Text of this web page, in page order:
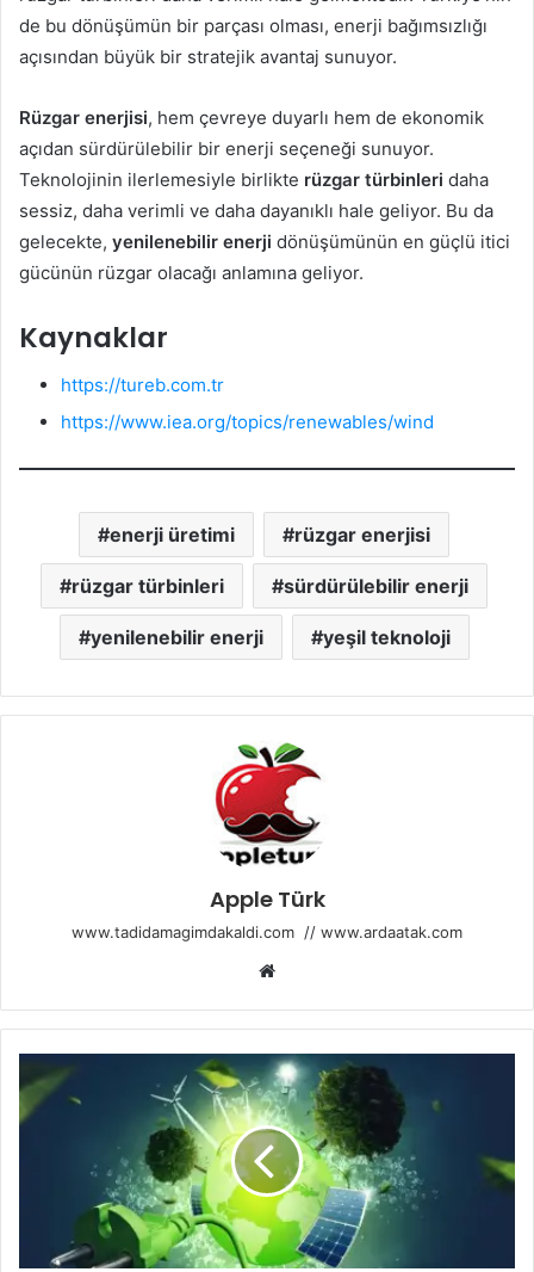
de bu dönüşümün bir parçası olması, enerji bağımsızlığı
açısından büyük bir stratejik avantaj sunuyor.
Rüzgar enerjisi, hem çevreye duyarlı hem de ekonomik
açıdan sürdürülebilir bir enerji seçeneği sunuyor.
Teknolojinin ilerlemesiyle birlikte rüzgar türbinleri daha
sessiz, daha verimli ve daha dayanıklı hale geliyor. Bu da
gelecekte, yenilenebilir enerji dönüşümünün en güçlü itici
gücünün rüzgar olacağı anlamına geliyor.
Kaynaklar
https://tureb.com.tr
https://www.iea.org/topics/renewables/wind
enerji üretimi rüzgar enerjisi
rüzgar türbinleri sürdürülebilir enerji
yenilenebilir enerji yeşil teknoloji
Apple Türk
www.tadidamagimdakaldi.com // www.ardaatak.com
Web